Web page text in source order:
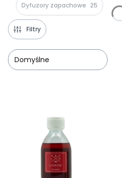
Dyfuzory zapachowe 25
Filtry
Domyślne